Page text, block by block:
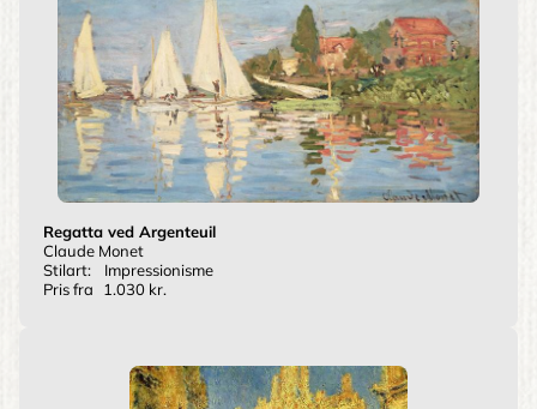
Regatta ved Argenteuil
Claude Monet
Stilart:
Impressionisme
Pris fra
1.030 kr.